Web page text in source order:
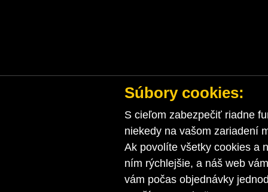
Súbory cookies:
S cieľom zabezpečiť riadne
niekedy na vašom zariadení
Ak povolíte všetky cookies a
ním rýchlejšie, a náš web
vám počas objednávky